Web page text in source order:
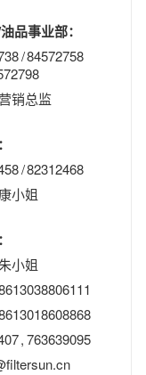
品事业部：
/ 84572758
销总监
/ 82312468
小姐
小姐
, 763639095